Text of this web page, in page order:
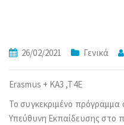
26/02/2021 Γενικά
Erasmus + KA3 ,T4E
Το συγκεκριμένο
Υπεύθυνη Εκπαίδευσης στο